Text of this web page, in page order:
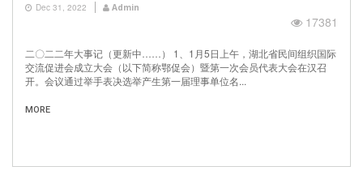
Dec 31, 2022 Admin
17381
二〇二二年大事记（更新中……） 1、1月5日上午，湖北省民间组织国际
交流促进会成立大会（以下简称鄂促会）暨第一次会员代表大会在汉召
开。会议通过举手表决选举产生第一届理事单位名...
MORE